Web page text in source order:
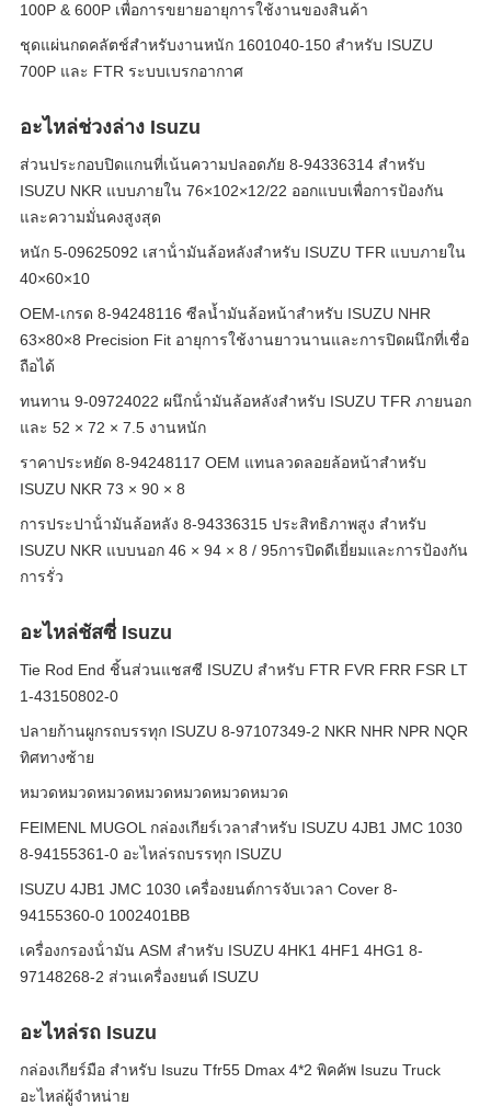
100P & 600P เพื่อการขยายอายุการใช้งานของสินค้า
ชุดแผ่นกดคลัตช์สำหรับงานหนัก 1601040-150 สำหรับ ISUZU
700P และ FTR ระบบเบรกอากาศ
อะไหล่ช่วงล่าง Isuzu
ส่วนประกอบปิดแกนที่เน้นความปลอดภัย 8-94336314 สําหรับ
ISUZU NKR แบบภายใน 76×102×12/22 ออกแบบเพื่อการป้องกัน
และความมั่นคงสูงสุด
หนัก 5-09625092 เสาน้ํามันล้อหลังสําหรับ ISUZU TFR แบบภายใน
40×60×10
OEM-เกรด 8-94248116 ซีลน้ำมันล้อหน้าสำหรับ ISUZU NHR
63×80×8 Precision Fit อายุการใช้งานยาวนานและการปิดผนึกที่เชื่อ
ถือได้
ทนทาน 9-09724022 ผนึกน้ํามันล้อหลังสําหรับ ISUZU TFR ภายนอก
และ 52 × 72 × 7.5 งานหนัก
ราคาประหยัด 8-94248117 OEM แทนลวดลอยล้อหน้าสําหรับ
ISUZU NKR 73 × 90 × 8
การประปาน้ํามันล้อหลัง 8-94336315 ประสิทธิภาพสูง สําหรับ
ISUZU NKR แบบนอก 46 × 94 × 8 / 95การปิดดีเยี่ยมและการป้องกัน
การรั่ว
อะไหล่ชัสซี่ Isuzu
Tie Rod End ชิ้นส่วนแชสซี ISUZU สำหรับ FTR FVR FRR FSR LT
1-43150802-0
ปลายก้านผูกรถบรรทุก ISUZU 8-97107349-2 NKR NHR NPR NQR
ทิศทางซ้าย
หมวดหมวดหมวดหมวดหมวดหมวดหมวด
FEIMENL MUGOL กล่องเกียร์เวลาสําหรับ ISUZU 4JB1 JMC 1030
8-94155361-0 อะไหล่รถบรรทุก ISUZU
ISUZU 4JB1 JMC 1030 เครื่องยนต์การจับเวลา Cover 8-
94155360-0 1002401BB
เครื่องกรองน้ํามัน ASM สําหรับ ISUZU 4HK1 4HF1 4HG1 8-
97148268-2 ส่วนเครื่องยนต์ ISUZU
อะไหล่รถ Isuzu
กล่องเกียร์มือ สําหรับ Isuzu Tfr55 Dmax 4*2 พิคคัพ Isuzu Truck
อะไหล่ผู้จําหน่าย